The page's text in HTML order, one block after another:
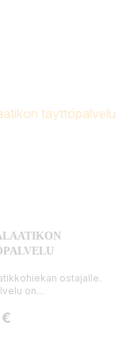
ostajalle.
on...